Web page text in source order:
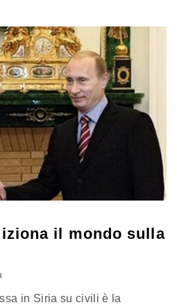
il mondo sulla
in Siria su civili è la